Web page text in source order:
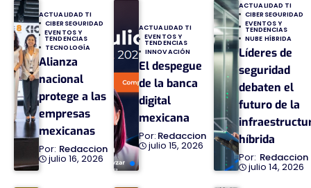
ACTUALIDAD TI
CIBERSEGURIDAD
EVENTOS Y
TENDENCIAS
TECNOLOGÍA
Alianza
nacional
protege a las
empresas
mexicanas
Redaccion
julio 16, 2026
ACTUALIDAD TI
EVENTOS Y
TENDENCIAS
INNOVACIÓN
El despegue
de la banca
digital
mexicana
Redaccion
julio 15, 2026
ACTUALIDAD TI
CIBERSEGURIDAD
EVENTOS Y
TENDENCIAS
NUBE HÍBRIDA
Líderes de
seguridad
debaten el
futuro de la
híbrida
Redaccion
julio 14, 2026